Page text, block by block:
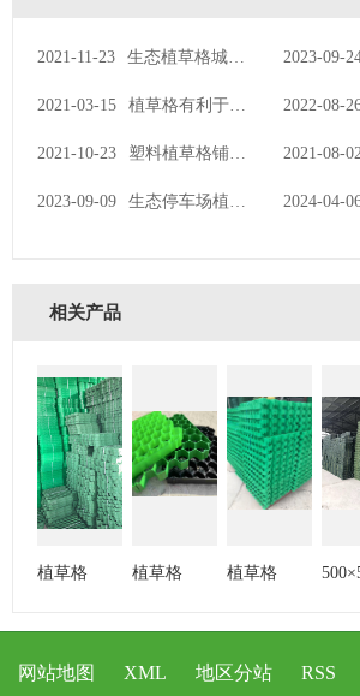
2021-11-23 生态植草格城市植草建设应用 2023-09-
2021-03-15 植草格有利于小区隐形消防车道景观设计 2022-08-
2021-10-23 塑料植草格铺设的后期养护要点 2021-08-
2023-09-09 生态停车场植草格可回收循环利用 2024-04-
相关产品
植草格 植草格 植草格
网站地图 XML 地区分站 RSS